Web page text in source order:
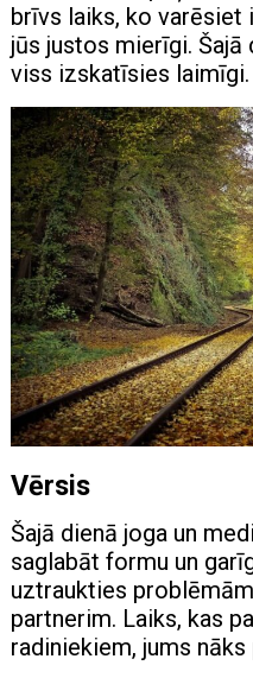
brīvs laiks, ko
jūs justos mierīgi. Šajā
viss izskatīsies laimīgi.
Vērsis
Šajā dienā joga un
saglabāt formu un
uztraukties
partnerim. Laiks, kas
radiniekiem, jums nāks